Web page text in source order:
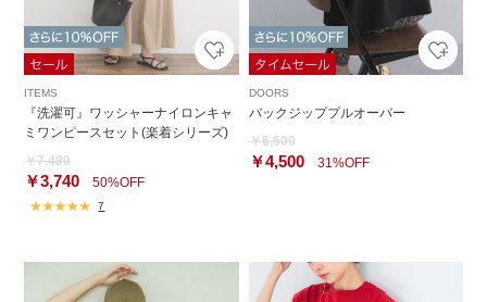
ITEMS
『洗濯可』ワッシャーナイロンキャ
ミワンピースセット(楽着シリーズ)
￥7,480
￥3,740 50%OFF
7
DOORS
バックジッププルオーバー
￥6,600
￥4,50031%OFF